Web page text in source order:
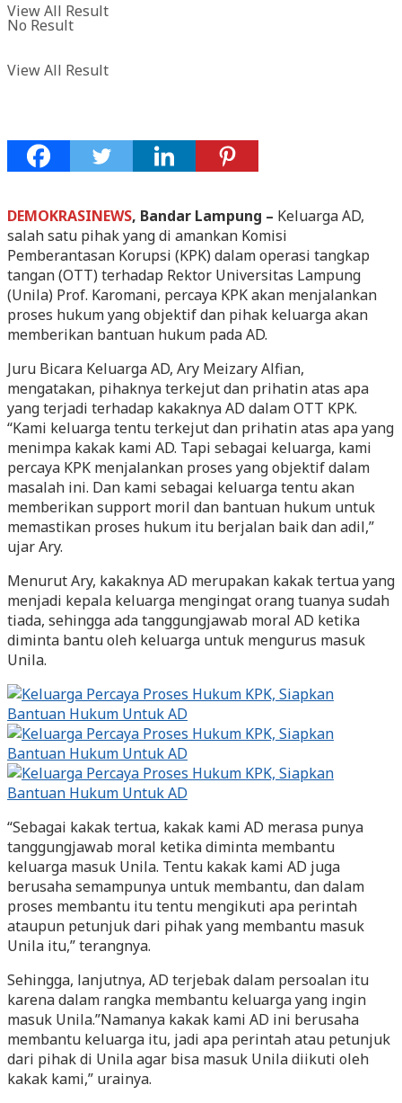
View All Result
No Result
View All Result
DEMOKRASINEWS, Bandar Lampung – Keluarga AD,
salah satu pihak yang di amankan Komisi
Pemberantasan Korupsi (KPK) dalam operasi tangkap
tangan (OTT) terhadap Rektor Universitas Lampung
(Unila) Prof. Karomani, percaya KPK akan menjalankan
proses hukum yang objektif dan pihak keluarga akan
memberikan bantuan hukum pada AD.
Juru Bicara Keluarga AD, Ary Meizary Alfian,
mengatakan, pihaknya terkejut dan prihatin atas apa
yang terjadi terhadap kakaknya AD dalam OTT KPK.
“Kami keluarga tentu terkejut dan prihatin atas apa yang
menimpa kakak kami AD. Tapi sebagai keluarga, kami
percaya KPK menjalankan proses yang objektif dalam
masalah ini. Dan kami sebagai keluarga tentu akan
memberikan support moril dan bantuan hukum untuk
memastikan proses hukum itu berjalan baik dan adil,”
ujar Ary.
Menurut Ary, kakaknya AD merupakan kakak tertua yang
menjadi kepala keluarga mengingat orang tuanya sudah
tiada, sehingga ada tanggungjawab moral AD ketika
diminta bantu oleh keluarga untuk mengurus masuk
Unila.
“Sebagai kakak tertua, kakak kami AD merasa punya
tanggungjawab moral ketika diminta membantu
keluarga masuk Unila. Tentu kakak kami AD juga
berusaha semampunya untuk membantu, dan dalam
proses membantu itu tentu mengikuti apa perintah
ataupun petunjuk dari pihak yang membantu masuk
Unila itu,” terangnya.
Sehingga, lanjutnya, AD terjebak dalam persoalan itu
karena dalam rangka membantu keluarga yang ingin
masuk Unila.”Namanya kakak kami AD ini berusaha
membantu keluarga itu, jadi apa perintah atau petunjuk
dari pihak di Unila agar bisa masuk Unila diikuti oleh
kakak kami,” urainya.